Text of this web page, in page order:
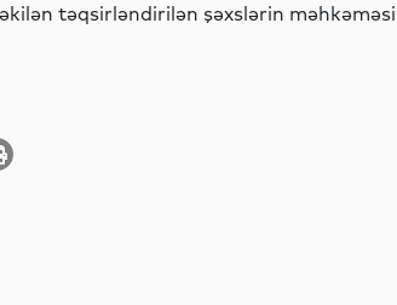
təqsirləndirilən şəxslərin